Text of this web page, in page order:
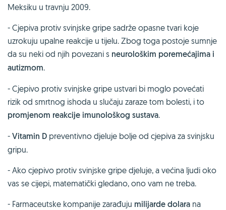
Meksiku u travnju 2009.
- Cjepiva protiv svinjske gripe sadrže opasne tvari koje
uzrokuju upalne reakcije u tijelu. Zbog toga postoje sumnje
da su neki od njih povezani s neurološkim poremećajima i
autizmom.
- Cjepivo protiv svinjske gripe ustvari bi moglo povećati
rizik od smrtnog ishoda u slučaju zaraze tom bolesti, i to
promjenom reakcije imunološkog sustava.
- Vitamin D preventivno djeluje bolje od cjepiva za svinjsku
gripu.
- Ako cjepivo protiv svinjske gripe djeluje, a većina ljudi oko
vas se cijepi, matematički gledano, ono vam ne treba.
- Farmaceutske kompanije zarađuju milijarde dolara na